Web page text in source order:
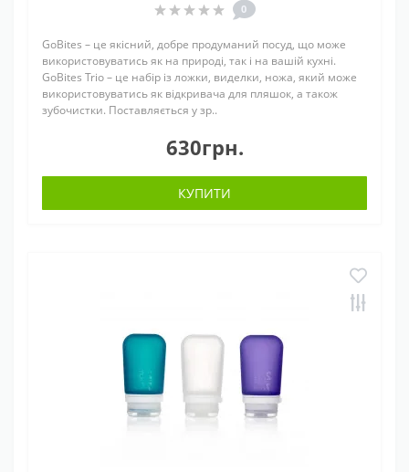
0
GoBites – це якісний, добре продуманий посуд, що може
використовуватись як на природі, так і на вашій кухні.
GoBites Trio – це набір із ложки, виделки, ножа, який може
використовуватись як відкривача для пляшок, а також
зубочистки. Поставляється у зр..
630грн.
КУПИТИ